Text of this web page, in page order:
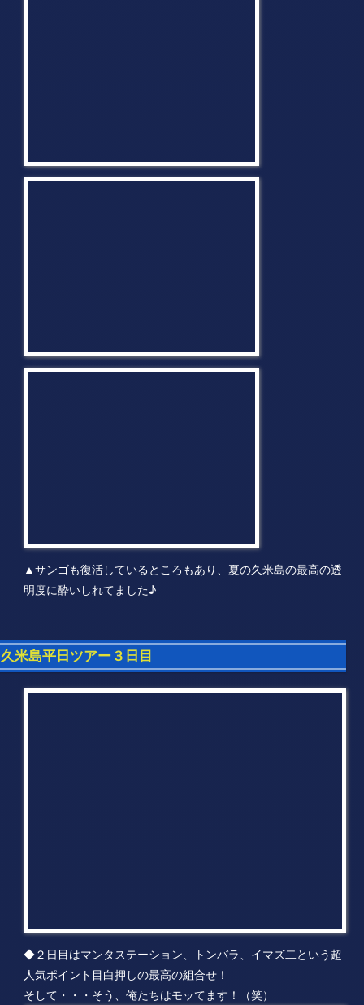
▲サンゴも復活しているところもあり、夏の久米島の最高の透
明度に酔いしれてました♪
島平日ツアー３日目
◆２日目はマンタステーション、トンバラ、イマズ二という超
人気ポイント目白押しの最高の組合せ！
そして・・・そう、俺たちはモッてます！（笑）